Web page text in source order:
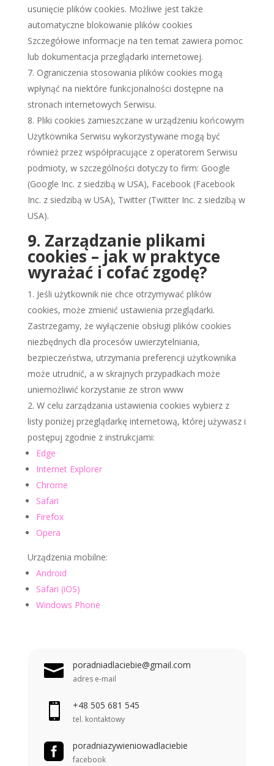
usunięcie plików cookies. Możliwe jest także
automatyczne blokowanie plików cookies
Szczegółowe informacje na ten temat zawiera pomoc
lub dokumentacja przeglądarki internetowej.
Ograniczenia stosowania plików cookies mogą
wpłynąć na niektóre funkcjonalności dostępne na
stronach internetowych Serwisu.
Pliki cookies zamieszczane w urządzeniu końcowym
Użytkownika Serwisu wykorzystywane mogą być
również przez współpracujące z operatorem Serwisu
podmioty, w szczególności dotyczy to firm: Google
(Google Inc. z siedzibą w USA), Facebook (Facebook
Inc. z siedzibą w USA), Twitter (Twitter Inc. z siedzibą w
USA).
9. Zarządzanie plikami
cookies – jak w praktyce
wyrażać i cofać zgodę?
Jeśli użytkownik nie chce otrzymywać plików
cookies, może zmienić ustawienia przeglądarki.
Zastrzegamy, że wyłączenie obsługi plików cookies
niezbędnych dla procesów uwierzytelniania,
bezpieczeństwa, utrzymania preferencji użytkownika
może utrudnić, a w skrajnych przypadkach może
uniemożliwić korzystanie ze stron www
W celu zarządzania ustawienia cookies wybierz z
listy poniżej przeglądarkę internetową, której używasz i
postępuj zgodnie z instrukcjami:
Edge
Internet Explorer
Chrome
Safari
Firefox
Opera
Urządzenia mobilne:
Android
Safari (iOS)
Windows Phone
 poradniadlaciebie@gmail.com
adres e-mail
 +48 505 681 545
tel. kontaktowy
 poradniazywieniowadlaciebie
facebook